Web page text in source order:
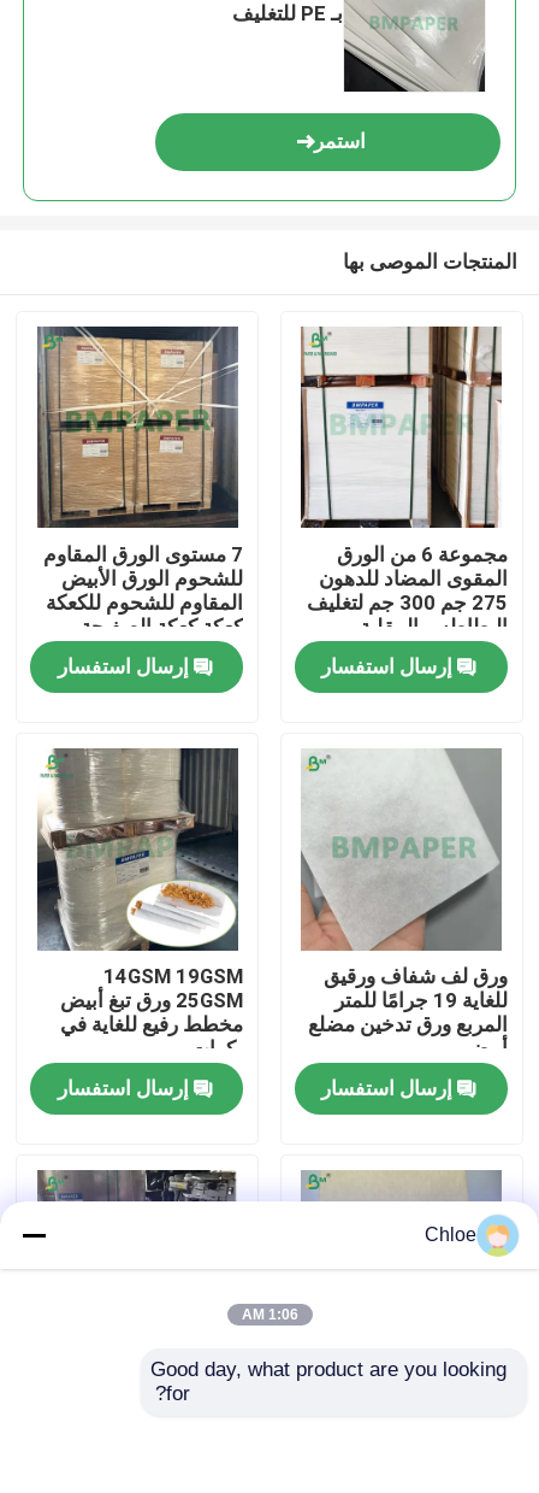
منزل
المنتجات
حول بنا
جولة في المعمل
ضبط الجودة
اتصل بنا
أخبار
بـ PE للتغليف
استمر
المنتجات الموصى بها
مجموعة 6 من الورق
المقوى المضاد للدهون
275 جم 300 جم لتغليف
البطاطس المقلية
إرسال استفسار
7 مستوى الورق المقاوم
للشحوم الورق الأبيض
المقاوم للشحوم للكعكة
كعكة كعكة الصفيحة
إرسال استفسار
ورق لف شفاف ورقيق
للغاية 19 جرامًا للمتر
المربع ورق تدخين مضلع
أبيض
إرسال استفسار
14GSM 19GSM
25GSM ورق تبغ أبيض
مخطط رفيع للغاية في
بكرات
إرسال استفسار
ورق الكعك الممتاز
Chloe
1:06 AM
Good day, what product are you looking
for?